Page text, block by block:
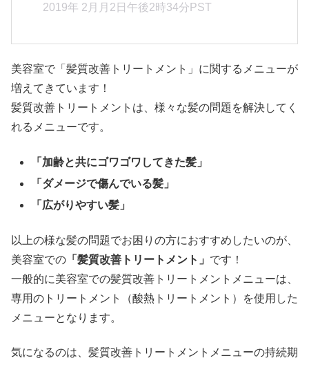
2019年 2月月2日午後2時34分PST
美容室で「髪質改善トリートメント」に関するメニューが
増えてきています！
髪質改善トリートメントは、様々な髪の問題を解決してく
れるメニューです。
「加齢と共にゴワゴワしてきた髪」
「ダメージで傷んでいる髪」
「広がりやすい髪」
以上の様な髪の問題でお困りの方におすすめしたいのが、
美容室での 「髪質改善トリートメント」 です！
一般的に美容室での髪質改善トリートメントメニューは、
専用のトリートメント（酸熱トリートメント）を使用した
メニューとなります。
気になるのは、髪質改善トリートメントメニューの持続期